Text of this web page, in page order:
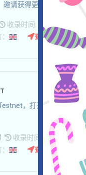
请获得更多！
收录时间: 2026/06/17
查阅详情
，打开活动页面，
收录时间: 2026/06/04
查阅详情